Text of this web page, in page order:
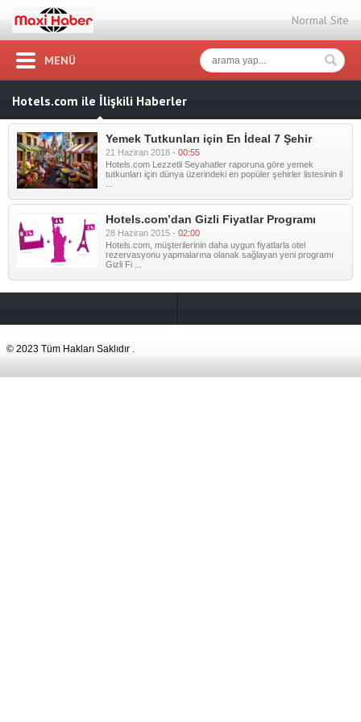
Normal Site
MENÜ
Hotels.com ile İlişkili Haberler
Yemek Tutkunları için En İdeal 7 Şehir
21 Haziran 2018 - 00:55
Hotels.com Lezzetli Seyahatler raporuna göre yemek
tutkunları için dünya üzerindeki en popüler şehirler listesinin il
Hotels.com’dan Gizli Fiyatlar Programı
28 Haziran 2015 - 02:00
Hotels.com, müşterilerinin daha uygun fiyatlarla otel
rezervasyonu yapmalarına olanak sağlayan yeni programı
Gizli Fi ...
© 2023 Tüm Hakları Saklıdır .